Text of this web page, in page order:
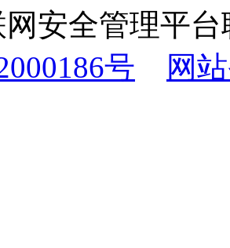
安全管理平
号
网